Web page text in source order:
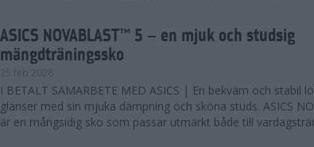
ASICS NOVABLAST™ 5 – en mjuk och studsig
mängdträningssko
25 feb 2026
I BETALT SAMARBETE MED ASICS | En bekväm och stabil
glänser med sin mjuka dämpning och sköna studs. ASICS
är en mångsidig sko som passar utmärkt både till